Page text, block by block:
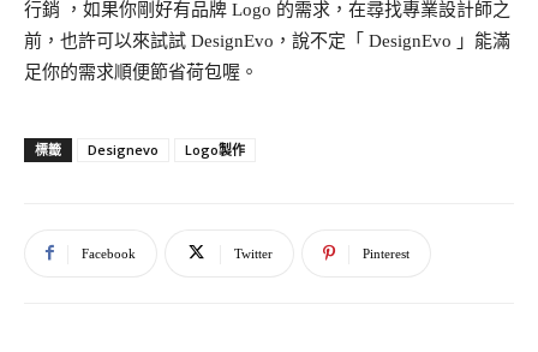
行銷 ，如果你剛好有品牌 Logo 的需求，在尋找專業設計師之
前，也許可以來試試 DesignEvo，說不定「 DesignEvo 」能滿
足你的需求順便節省荷包喔。
標籤 Designevo Logo製作
Facebook Twitter Pinterest